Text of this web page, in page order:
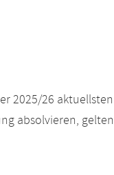
2025/26
absolvieren,